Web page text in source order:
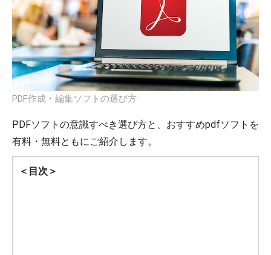
PDF作成・編集ソフトの選び方
PDFソフトの意識すべき選び方と、おすすめpdfソフトを
有料・無料ともにご紹介します。
＜目次＞